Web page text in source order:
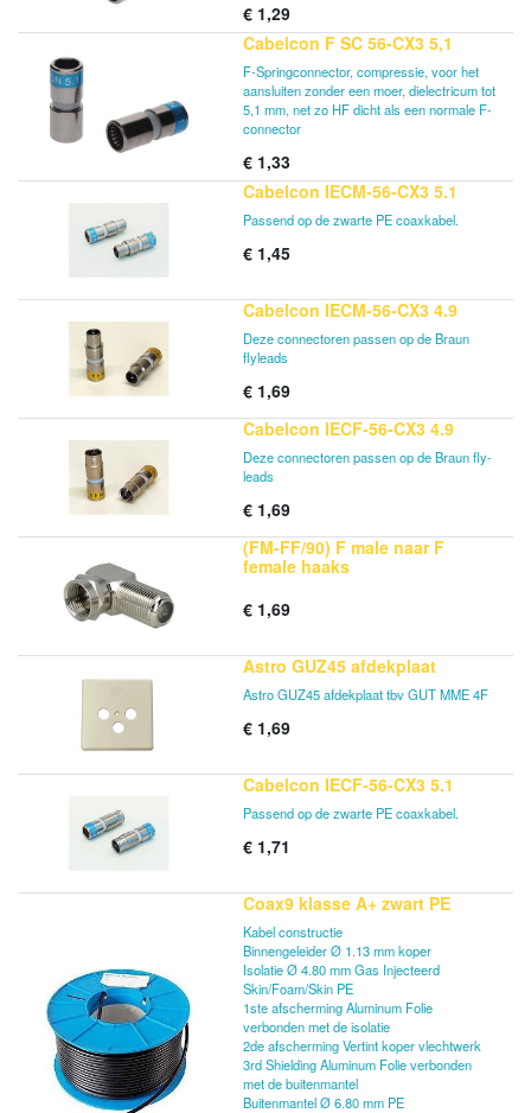
€ 1,29
Cabelcon F SC 56-CX3 5,1
F-Springconnector, compressie, voor het
aansluiten zonder een moer, dielectricum tot
5,1 mm, net zo HF dicht als een normale F-
connector
€ 1,33
Cabelcon IECM-56-CX3 5.1
Passend op de zwarte PE coaxkabel.
€ 1,45
Cabelcon IECM-56-CX3 4.9
Deze connectoren passen op de Braun
flyleads
€ 1,69
Cabelcon IECF-56-CX3 4.9
Deze connectoren passen op de Braun fly-
leads
€ 1,69
(FM-FF/90) F male naar F
female haaks
€ 1,69
Astro GUZ45 afdekplaat
Astro GUZ45 afdekplaat tbv GUT MME 4F
€ 1,69
Cabelcon IECF-56-CX3 5.1
Passend op de zwarte PE coaxkabel.
€ 1,71
Coax9 klasse A+ zwart PE
Kabel constructie
Binnengeleider Ø 1.13 mm koper
Isolatie Ø 4.80 mm Gas Injecteerd
Skin/Foam/Skin PE
1ste afscherming Aluminum Folie
verbonden met de isolatie
2de afscherming Vertint koper vlechtwerk
3rd Shielding Aluminum Folie verbonden
met de buitenmantel
Buitenmantel Ø 6.80 mm PE